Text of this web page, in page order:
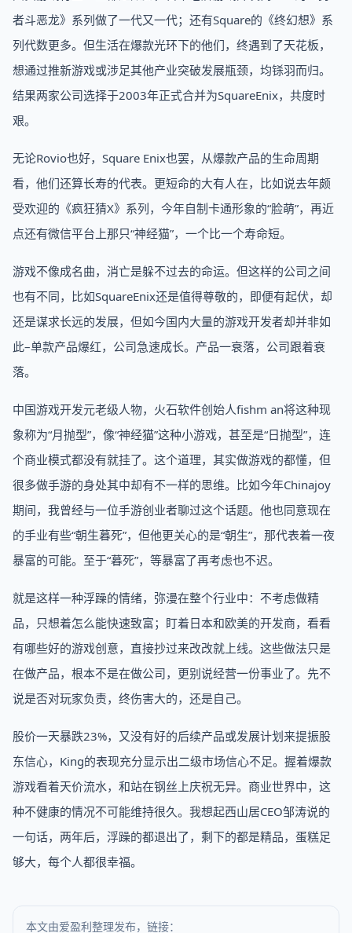
者斗恶龙》系列做了一代又一代；还有Square的《终幻想》系
列代数更多。但生活在爆款光环下的他们，终遇到了天花板，
想通过推新游戏或涉足其他产业突破发展瓶颈，均铩羽而归。
结果两家公司选择于2003年正式合并为SquareEnix，共度时
艰。
无论Rovio也好，Square Enix也罢，从爆款产品的生命周期
看，他们还算长寿的代表。更短命的大有人在，比如说去年颇
受欢迎的《疯狂猜X》系列，今年自制卡通形象的“脸萌”，再近
点还有微信平台上那只“神经猫”，一个比一个寿命短。
游戏不像成名曲，消亡是躲不过去的命运。但这样的公司之间
也有不同，比如SquareEnix还是值得尊敬的，即便有起伏，却
还是谋求长远的发展，但如今国内大量的游戏开发者却并非如
此–单款产品爆红，公司急速成长。产品一衰落，公司跟着衰
落。
中国游戏开发元老级人物，火石软件创始人fishm an将这种现
象称为“月抛型”，像“神经猫”这种小游戏，甚至是“日抛型”，连
个商业模式都没有就挂了。这个道理，其实做游戏的都懂，但
很多做手游的身处其中却有不一样的思维。比如今年Chinajoy
期间，我曾经与一位手游创业者聊过这个话题。他也同意现在
的手业有些“朝生暮死”，但他更关心的是“朝生”，那代表着一夜
暴富的可能。至于“暮死”，等暴富了再考虑也不迟。
就是这样一种浮躁的情绪，弥漫在整个行业中：不考虑做精
品，只想着怎么能快速致富；盯着日本和欧美的开发商，看看
有哪些好的游戏创意，直接抄过来改改就上线。这些做法只是
在做产品，根本不是在做公司，更别说经营一份事业了。先不
说是否对玩家负责，终伤害大的，还是自己。
股价一天暴跌23%，又没有好的后续产品或发展计划来提振股
东信心，King的表现充分显示出二级市场信心不足。握着爆款
游戏看着天价流水，和站在钢丝上庆祝无异。商业世界中，这
种不健康的情况不可能维持很久。我想起西山居CEO邹涛说的
一句话，两年后，浮躁的都退出了，剩下的都是精品，蛋糕足
够大，每个人都很幸福。
本文由爱盈利整理发布，链接：